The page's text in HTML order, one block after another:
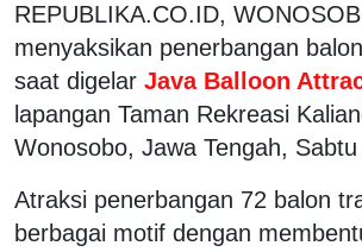
REPUBLIKA.CO.ID,
menyaksikan penerbangan
saat digelar Java Balloon
lapangan Taman Rekreasi
Wonosobo, Jawa Tengah,
Atraksi penerbangan 72 balon
berbagai motif dengan